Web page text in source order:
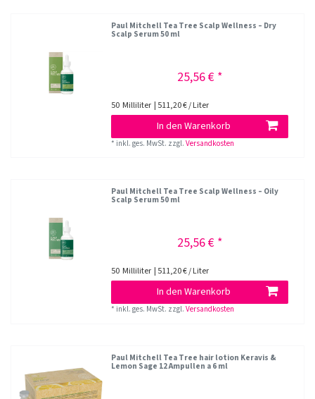
Paul Mitchell Tea Tree Scalp Wellness – Dry
Scalp Serum 50 ml
25,56 € *
50 Milliliter | 511,20 € / Liter
In den Warenkorb
* inkl. ges. MwSt. zzgl.Versandkosten
Paul Mitchell Tea Tree Scalp Wellness – Oily
Scalp Serum 50 ml
25,56 € *
50 Milliliter | 511,20 € / Liter
In den Warenkorb
* inkl. ges. MwSt. zzgl.Versandkosten
Paul Mitchell Tea Tree hair lotion Keravis &
Lemon Sage 12 Ampullen a 6 ml